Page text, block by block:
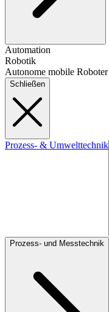
Automation
Robotik
Autonome mobile Roboter
Schließen
Prozess- & Umwelttechnik
Prozess- und Messtechnik